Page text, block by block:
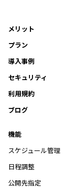
メリット
プラン
導入事例
セキュリティ
利用規約
ブログ
機能
スケジュール管理
日程調整
公開先指定